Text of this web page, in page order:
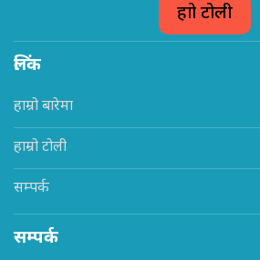
हाम्रो टोली
लिंक
हाम्रो बारेमा
हाम्रो टोली
सम्पर्क
सम्पर्क